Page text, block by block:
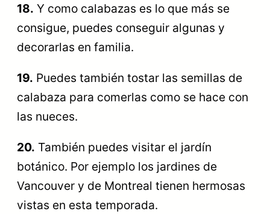
18. Y como calabazas es lo que más se
consigue, puedes conseguir algunas y
decorarlas en familia.
19. Puedes también tostar las semillas de
calabaza para comerlas como se hace con
las nueces.
20. También puedes visitar el jardín
botánico. Por ejemplo los jardines de
Vancouver y de Montreal tienen hermosas
vistas en esta temporada.